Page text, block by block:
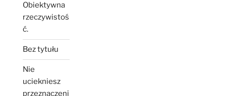
Obiektywna
rzeczywistoś
ć.
Bez tytułu
Nie
uciekniesz
przeznaczeni